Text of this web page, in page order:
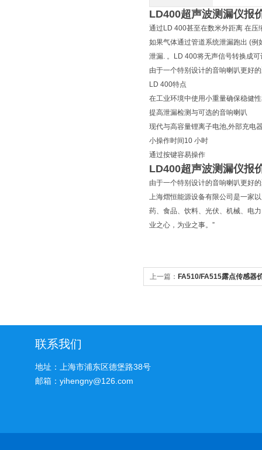
LD400超声波测漏仪报
通过LD 400甚至在数米外距离 在压
如果气体通过管道系统泄漏跑出 (
泄漏. 。LD 400将无声信号转换成
由于一个特别设计的音响喇叭更好
LD 400特点
在工业环境中使用小重量确保稳健
提高泄漏检测与可选的音响喇叭
现代与高容量锂离子电池,外部充电
小操作时间10 小时
通过按键容易操作
LD400超声波测漏仪报
由于一个特别设计的音响喇叭更好
上海熠恒能源设备有限公司是一家
药、食品、饮料、光伏、机械、电
业之心，为业之事。”
上一篇： FA510/FA515露点传感器
联系我们
地址：上海市浦东区德堡路38号
邮箱：yihengny@126.com